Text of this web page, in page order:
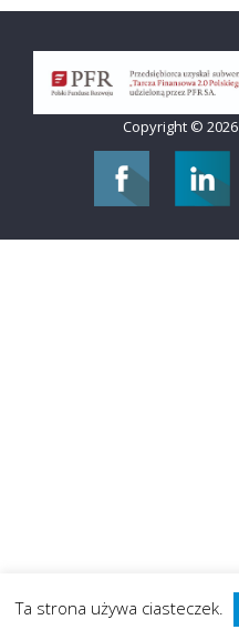
Copyright © 2026
Ta strona używa ciasteczek.